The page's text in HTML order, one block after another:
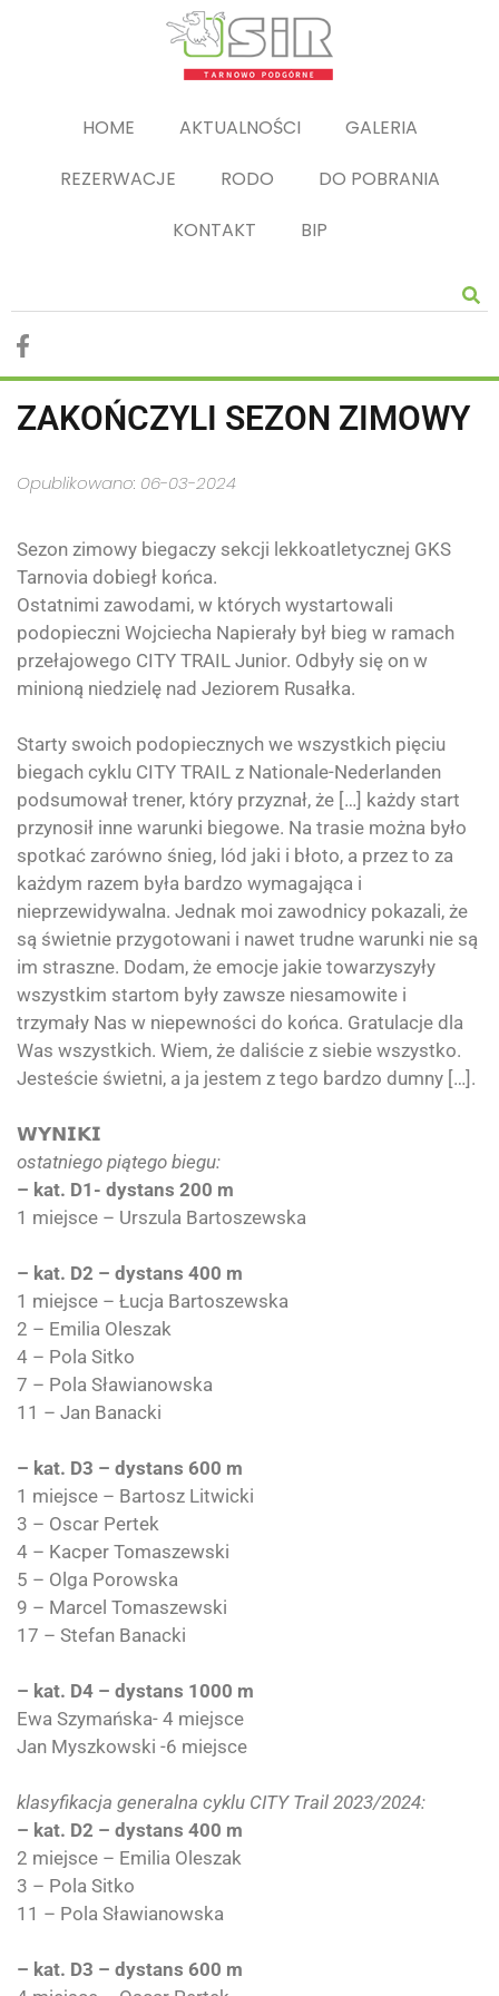
HOME AKTUALNOŚCI
GALERIA
REZERWACJE
RODO
DO POBRANIA
KONTAKT
BIP
ZAKOŃCZYLI SEZON ZIMOWY
Opublikowano: 06-03-2024
Sezon zimowy biegaczy sekcji lekkoatletycznej GKS
Tarnovia dobiegł końca.
Ostatnimi zawodami, w których wystartowali
podopieczni Wojciecha Napierały był bieg w ramach
przełajowego CITY TRAIL Junior. Odbyły się on w
minioną niedzielę nad Jeziorem Rusałka.
Starty swoich podopiecznych we wszystkich pięciu
biegach cyklu CITY TRAIL z Nationale-Nederlanden
podsumował trener, który przyznał, że […] każdy start
przynosił inne warunki biegowe. Na trasie można było
spotkać zarówno śnieg, lód jaki i błoto, a przez to za
każdym razem była bardzo wymagająca i
nieprzewidywalna. Jednak moi zawodnicy pokazali, że
są świetnie przygotowani i nawet trudne warunki nie są
im straszne. Dodam, że emocje jakie towarzyszyły
wszystkim startom były zawsze niesamowite i
trzymały Nas w niepewności do końca. Gratulacje dla
Was wszystkich. Wiem, że daliście z siebie wszystko.
Jesteście świetni, a ja jestem z tego bardzo dumny […].
𝗪𝗬𝗡𝗜𝗞𝗜
ostatniego piątego biegu:
– kat. D1- dystans 200 m
1 miejsce – Urszula Bartoszewska
– kat. D2 – dystans 400 m
1 miejsce – Łucja Bartoszewska
2 – Emilia Oleszak
4 – Pola Sitko
7 – Pola Sławianowska
11 – Jan Banacki
– kat. D3 – dystans 600 m
1 miejsce – Bartosz Litwicki
3 – Oscar Pertek
4 – Kacper Tomaszewski
5 – Olga Porowska
9 – Marcel Tomaszewski
17 – Stefan Banacki
– kat. D4 – dystans 1000 m
Ewa Szymańska- 4 miejsce
Jan Myszkowski -6 miejsce
klasyfikacja generalna cyklu CITY Trail 2023/2024:
– kat. D2 – dystans 400 m
2 miejsce – Emilia Oleszak
3 – Pola Sitko
11 – Pola Sławianowska
– kat. D3 – dystans 600 m